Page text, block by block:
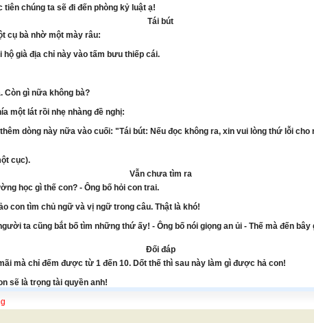
chúng ta sẽ đi đến phòng kỷ luật ạ!
Tái bút
cụ bà nhờ một mày râu:
hộ già địa chỉ này vào tấm bưu thiếp cái.
Còn gì nữa không bà?
một lát rồi nhẹ nhàng đề nghị:
dòng này nữa vào cuối: "Tái bút: Nếu đọc không ra, xin vui lòng thứ lỗi
cục).
Vẫn chưa tìm ra
học gì thế con? - Ông bố hỏi con trai.
con tìm chủ ngữ và vị ngữ trong câu. Thật là khó!
ta cũng bắt bố tìm những thứ ấy! - Ông bố nói giọng an ủi - Thế mà đến
Đối đáp
mà chỉ đếm được từ 1 đến 10. Dốt thế thì sau này làm gì được hả con!
sẽ là trọng tài quyền anh!